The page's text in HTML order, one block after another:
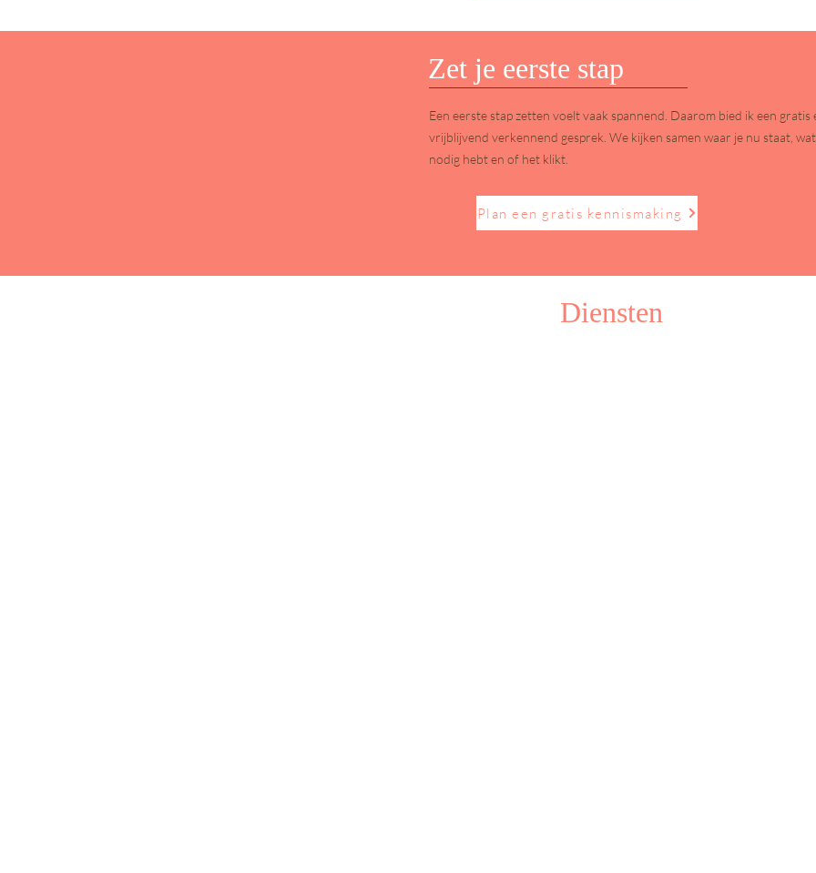
Zet je eerste stap
Een eerste stap zetten voelt vaak spannend. Daarom bied ik een gratis
vrijblijvend verkennend gesprek. We kijken samen waar je nu staat,
nodig hebt en of het klikt.
Plan een gratis kennismaking
Diensten